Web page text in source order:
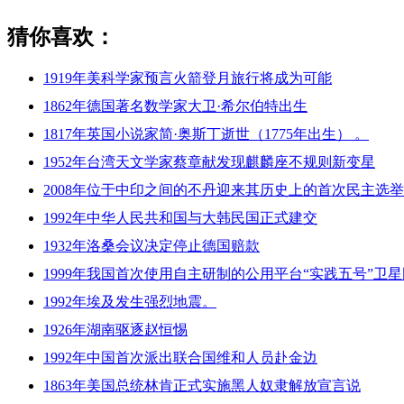
猜你喜欢：
1919年美科学家预言火箭登月旅行将成为可能
1862年德国著名数学家大卫·希尔伯特出生
1817年英国小说家简·奥斯丁逝世（1775年出生） 。
1952年台湾天文学家蔡章献发现麒麟座不规则新变星
2008年位于中印之间的不丹迎来其历史上的首次民主选举
1992年中华人民共和国与大韩民国正式建交
1932年洛桑会议决定停止德国赔款
1999年我国首次使用自主研制的公用平台“实践五号”卫星
1992年埃及发生强烈地震。
1926年湖南驱逐赵恒惕
1992年中国首次派出联合国维和人员赴金边
1863年美国总统林肯正式实施黑人奴隶解放宣言说